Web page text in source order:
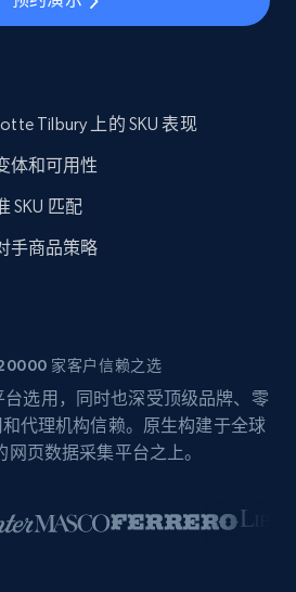
Tilbury 上的 SKU 表现
体和可用性
SKU 匹配
手商品策略
家客户信赖之选
台选用，同时也深受顶级品牌、零
和代理机构信赖。原生构建于全球
网页数据采集平台之上。